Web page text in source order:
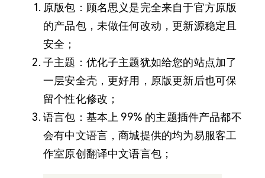
原版包：顾名思义是完全来自于官方原版
的产品包，未做任何改动，更新源稳定且
安全；
子主题：优化子主题犹如给您的站点加了
一层安全壳，更好用，原版更新后也可保
留个性化修改；
语言包：基本上 99% 的主题插件产品都不
会有中文语言，商城提供的均为易服客工
作室原创翻译中文语言包；